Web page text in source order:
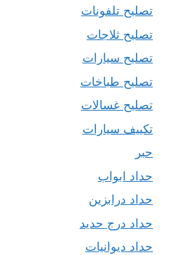
تصليح تلفونات
تصليح ثلاجات
تصليح سيارات
تصليح طباخات
تصليح غسالات
تكييف سيارات
حبر
حداد ابواب
حداد درابزين
حداد درج حديد
حداد ديوانيات